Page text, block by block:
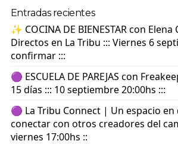
Entradas recientes
✨ COCINA DE BIENESTAR con
Directos en La Tribu ::: Viernes 6
confirmar :::
🟣 ESCUELA DE PAREJAS con
15 días ::: 10 septiembre 20:00hs :::
🟣 La Tribu Connect | Un espacio
conectar con otros creadores del
viernes 17:00hs ::